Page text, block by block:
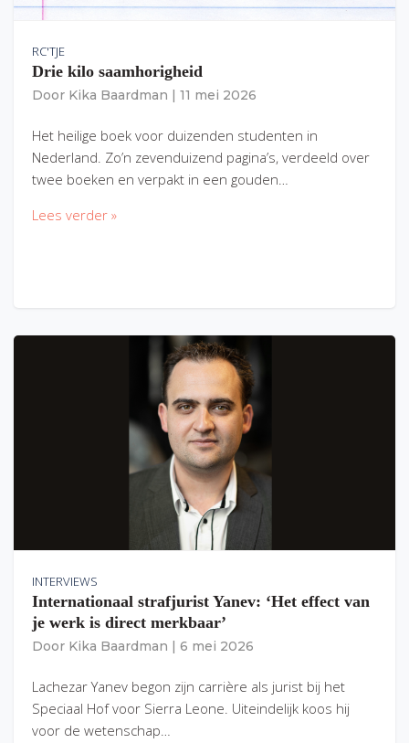
RC'TJE
Drie kilo saamhorigheid
Door Kika Baardman 11 mei 2026
Het heilige boek voor duizenden studenten in
Nederland. Zo’n zevenduizend pagina’s, verdeeld over
twee boeken en verpakt in een gouden…
Lees verder »
INTERVIEWS
Internationaal strafjurist Yanev: ‘Het effect van
je werk is direct merkbaar’
Door Kika Baardman 6 mei 2026
Lachezar Yanev begon zijn carrière als jurist bij het
Speciaal Hof voor Sierra Leone. Uiteindelijk koos hij
voor de wetenschap…